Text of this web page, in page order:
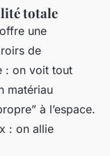
totale
une
de
: on voit tout
matériau
à l’espace.
: on allie